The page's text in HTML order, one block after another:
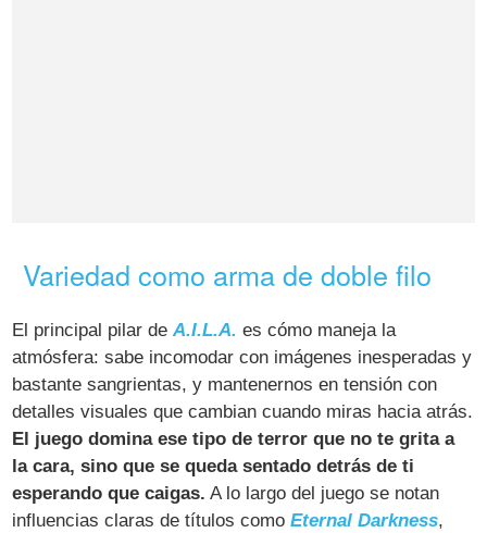
Variedad como arma de doble filo
El principal pilar deA.I.L.A. es cómo maneja la
atmósfera: sabe incomodar con imágenes inesperadas y
bastante sangrientas, y mantenernos en tensión con
detalles visuales que cambian cuando miras hacia atrás.
El juego domina ese tipo de terror que no te grita a
la cara, sino que se queda sentado detrás de ti
esperando que caigas. A lo largo del juego se notan
influencias claras de títulos comoEternal Darkness,